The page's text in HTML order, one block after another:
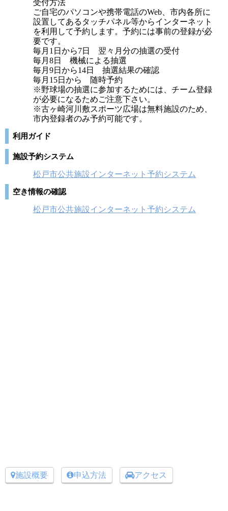
受付方法
ご自宅のパソコンや携帯電話のWeb、市内各所に
設置してあるタッチパネル等からインターネット
を利用して予約します。予約には事前の登録が必
要です。
毎月1日から7日 翌々月分の抽選の受付
毎月8日 機械による抽選
毎月9日から14日 抽選結果の確認
毎月15日から 随時予約
※野球場の抽選に参加するためには、チーム登録
が必要になるためご注意下さい。
※古ヶ崎河川敷スポーツ広場は無料施設のため、
市内登録者のみ予約可能です。
利用ガイド
施設予約システム
松戸市公共施設インターネット予約システム
空き情報の確認
松戸市公共施設インターネット予約システム
施設概要 申込方法 アクセス